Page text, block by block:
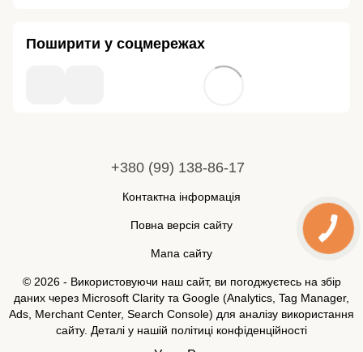
Поширити у соцмережах
+380 (99) 138-86-17
Контактна інформація
Повна версія сайту
Мапа сайту
© 2026 - Використовуючи наш сайт, ви погоджуєтесь на збір
даних через Microsoft Clarity та Google (Analytics, Tag Manager,
Ads, Merchant Center, Search Console) для аналізу використання
сайту. Деталі у нашій політиці конфіденційності